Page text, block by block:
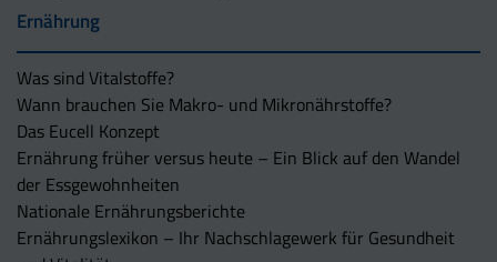
Ernährung
Was sind Vitalstoffe?
Wann brauchen Sie Makro- und Mikronährstoffe?
Das Eucell Konzept
Ernährung früher versus heute – Ein Blick auf den Wandel
der Essgewohnheiten
Nationale Ernährungsberichte
Ernährungslexikon – Ihr Nachschlagewerk für Gesundheit